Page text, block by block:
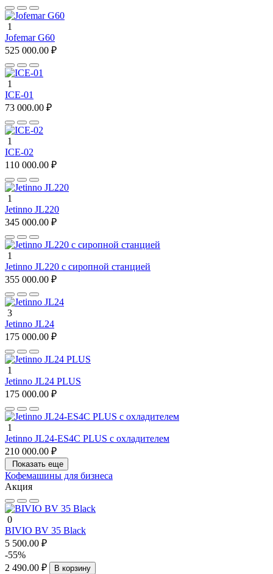
1
Jofemar G60
525 000.00 ₽
1
ICE-01
73 000.00 ₽
1
ICE-02
110 000.00 ₽
1
Jetinno JL220
345 000.00 ₽
1
Jetinno JL220 с сиропной станцией
355 000.00 ₽
3
Jetinno JL24
175 000.00 ₽
1
Jetinno JL24 PLUS
175 000.00 ₽
1
Jetinno JL24-ES4C PLUS с охладителем
210 000.00 ₽
Показать еще
Кофемашины для бизнеса
Акция
0
BIVIO BV 35 Black
5 500.00 ₽
-55%
2 490.00 ₽
В корзину